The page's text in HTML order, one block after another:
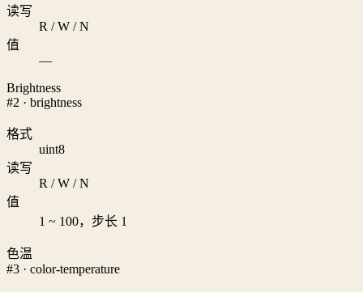
读写
R / W / N
值
—
Brightness
#2 · brightness
格式
uint8
读写
R / W / N
值
1 ~ 100，步长 1
色温
#3 · color-temperature